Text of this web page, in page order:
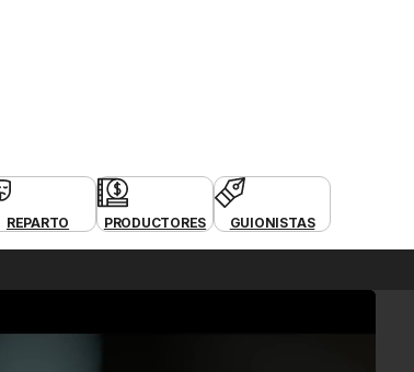
REPARTO PRODUCTORES GUIONISTAS